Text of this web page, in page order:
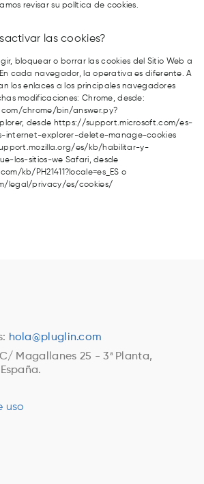
revisar su política de cookies.
las cookies?
bloquear o borrar las cookies del Sitio Web a
cada navegador, la operativa es diferente. A
los enlaces a los principales navegadores
modificaciones: Chrome, desde:
chrome/bin/answer.py?
desde https://support.microsoft.com/es-
internet-explorer-delete-manage-cookies
es/kb/habilitar-y-
los-sitios-we Safari, desde
kb/PH21411?locale=es_ES o
legal/privacy/es/cookies/
hola@pluglin.com
Magallanes 25 - 3ª Planta,
uso